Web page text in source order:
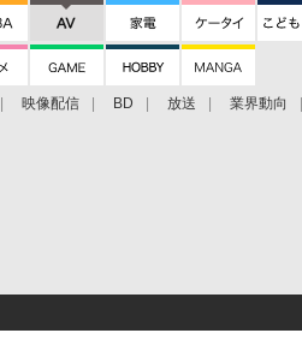
映像配信 BD 放送 業界動向